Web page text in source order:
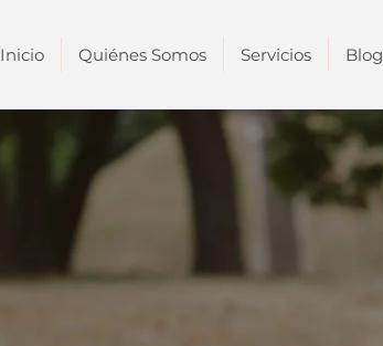
Inicio Quiénes Somos Servicios Blog